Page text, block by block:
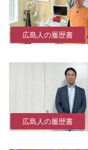
広島人の履歴書
広島人の履歴書